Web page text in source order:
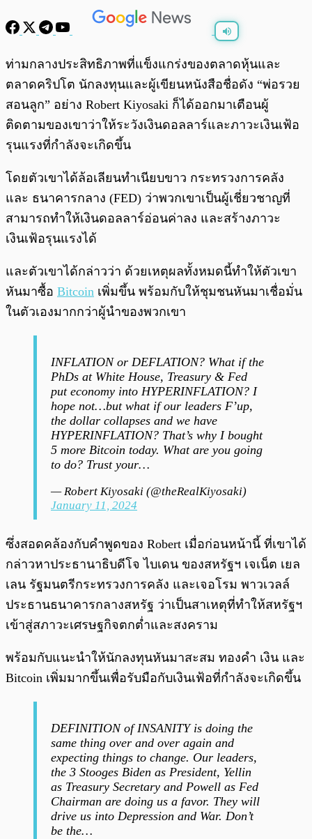
พร้อมเล่น 0:00
ท่ามกลางประสิทธิภาพที่แข็งแกร่งของตลาดหุ้นและ
ตลาดคริปโต นักลงทุนและผู้เขียนหนังสือชื่อดัง “พ่อรวย
สอนลูก” อย่าง Robert Kiyosaki ก็ได้ออกมาเตือนผู้
ติดตามของเขาว่าให้ระวังเงินดอลลาร์และภาวะเงินเฟ้อ
รุนแรงที่กำลังจะเกิดขึ้น
โดยตัวเขาได้ล้อเลียนทำเนียบขาว กระทรวงการคลัง
และ ธนาคารกลาง (FED) ว่าพวกเขาเป็นผู้เชี่ยวชาญที่
สามารถทำให้เงินดอลลาร์อ่อนค่าลง และสร้างภาวะ
เงินเฟ้อรุนแรงได้
และตัวเขาได้กล่าวว่า ด้วยเหตุผลทั้งหมดนี้ทำให้ตัวเขา
หันมาซื้อ Bitcoin เพิ่มขึ้น พร้อมกับให้ชุมชนหันมาเชื่อมั่น
ในตัวเองมากกว่าผู้นำของพวกเขา
INFLATION or DEFLATION? What if the
PhDs at White House, Treasury & Fed
put economy into HYPERINFLATION? I
hope not…but what if our leaders F’up,
the dollar collapses and we have
HYPERINFLATION? That’s why I bought
5 more Bitcoin today. What are you going
to do? Trust your…
— Robert Kiyosaki (@theRealKiyosaki)
January 11, 2024
ซึ่งสอดคล้องกับคำพูดของ Robert เมื่อก่อนหน้านี้ ที่เขาได้
กล่าวหาประธานาธิบดีโจ ไบเดน ของสหรัฐฯ เจเน็ต เยล
เลน รัฐมนตรีกระทรวงการคลัง และเจอโรม พาวเวลล์
ประธานธนาคารกลางสหรัฐ ว่าเป็นสาเหตุที่ทำให้สหรัฐฯ
เข้าสู่สภาวะเศรษฐกิจตกต่ำและสงคราม
พร้อมกับแนะนำให้นักลงทุนหันมาสะสม ทองคำ เงิน และ
Bitcoin เพิ่มมากขึ้นเพื่อรับมือกับเงินเฟ้อที่กำลังจะเกิดขึ้น
DEFINITION of INSANITY is doing the
same thing over and over again and
expecting things to change. Our leaders,
the 3 Stooges Biden as President, Yellin
as Treasury Secretary and Powell as Fed
Chairman are doing us a favor. They will
drive us into Depression and War. Don’t
be the…